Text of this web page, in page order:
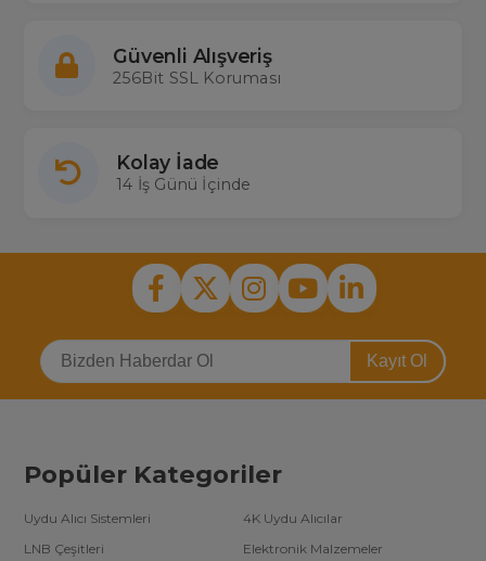
Güvenli Alışveriş
256Bit SSL Koruması
Kolay İade
14 İş Günü İçinde
Kayıt Ol
Popüler Kategoriler
Uydu Alıcı Sistemleri
4K Uydu Alıcılar
LNB Çeşitleri
Elektronik Malzemeler